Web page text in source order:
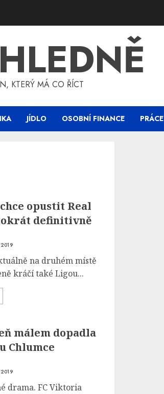
KTERÝ MÁ CO ŘÍCT
JÍDLO OSOBNÍ FINANCE PRÁCE
opustit Real
definitivně
na druhém místě
kráčí také Ligou...
málem dopadla
Chlumce
drama. FC Viktoria